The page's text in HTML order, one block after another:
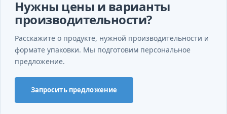
Нужны цены и варианты
производительности?
Расскажите о продукте, нужной производительности и
формате упаковки. Мы подготовим персональное
предложение.
Запросить предложение